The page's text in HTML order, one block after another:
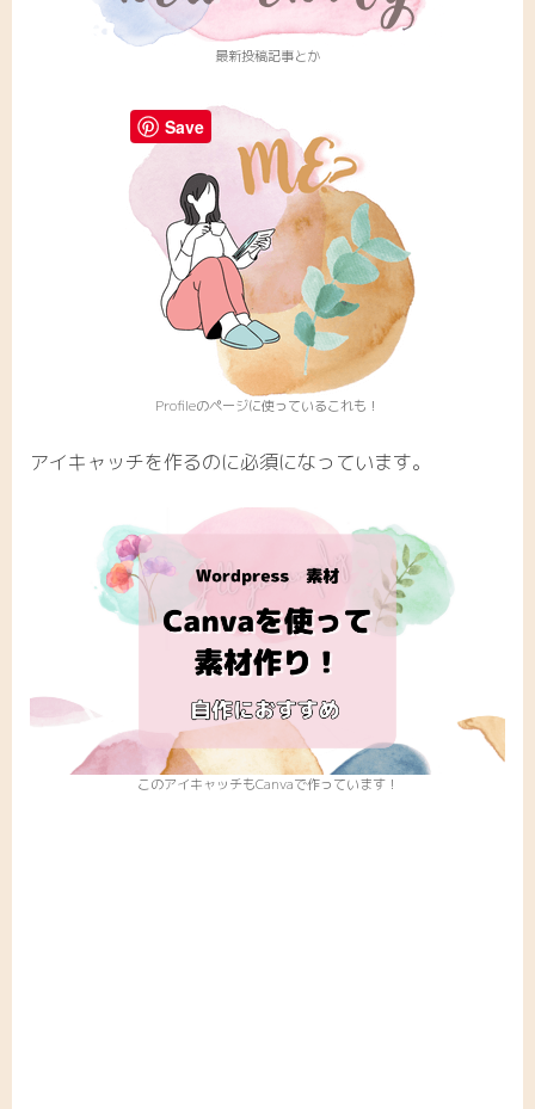
最新投稿記事とか
Profileのページに使っているこれも！
アイキャッチを作るのに必須になっています。
このアイキャッチもCanvaで作っています！
Save